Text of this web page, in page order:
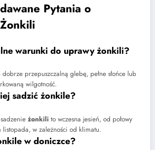
Pytania o
warunki do uprawy żonkili?
przepuszczalną glebę, pełne słońce lub
wilgotność.
sadzić żonkile?
żonkili to wczesna jesień, od połowy
listopada, w zależności od klimatu.
w doniczce?